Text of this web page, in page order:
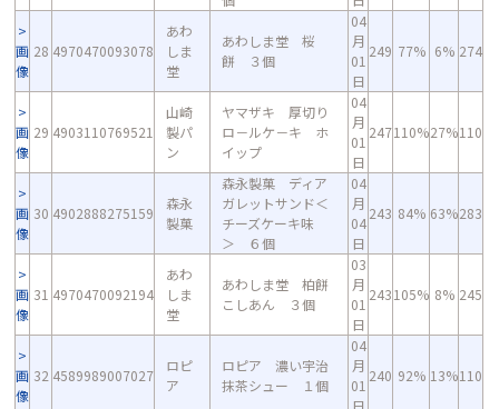
画
像
28 4970470093078
あわ
しま
堂
あわしま堂 桜
餅 ３個
04
月
01
日
249 77% 6% 274
画
像
29 4903110769521
山崎
製パ
ン
ヤマザキ 厚切り
ロ－ルケ－キ ホ
イップ
04
月
01
日
247110%27%110
画
像
30 4902888275159
森永
製菓
森永製菓 ディア
ガレットサンド＜
チーズケーキ味
＞ ６個
04
月
04
日
243 84% 63%283
画
像
31 4970470092194
あわ
しま
堂
あわしま堂 柏餅
こしあん ３個
03
月
01
日
243105% 8% 245
画
像
32 4589989007027
ロピ
ア
ロピア 濃い宇治
抹茶シュー １個
04
月
01
日
240 92% 13%110